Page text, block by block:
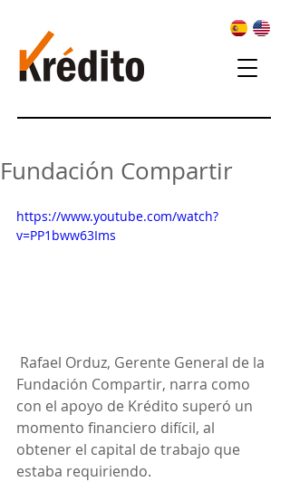
Fundación Compartir
https://www.youtube.com/watch?
v=PP1bww63Ims
Fundación Compartir, narra como
con el apoyo de Krédito superó un
momento financiero difícil, al
obtener el capital de trabajo que
estaba requiriendo.